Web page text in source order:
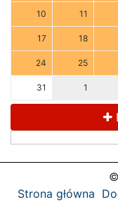
10 11
17 18
24 25
31 1
Strona główna